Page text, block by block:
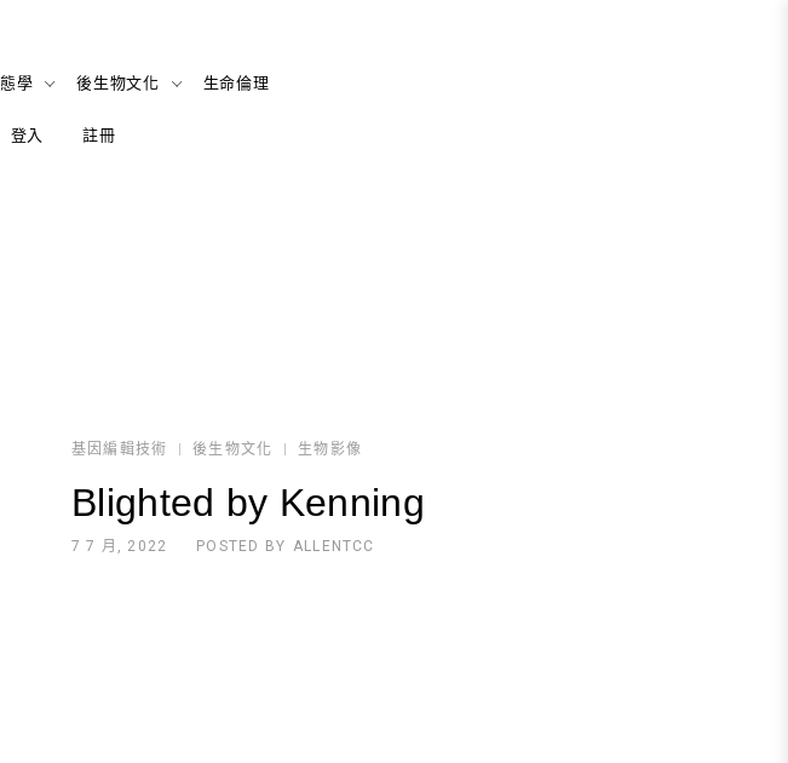
學 後生物文化 生命倫理
登入 註冊
基因編輯技術 後生物文化 生物影像
Blighted by Kenning
7 7 月, 2022 POSTED BY ALLENTCC